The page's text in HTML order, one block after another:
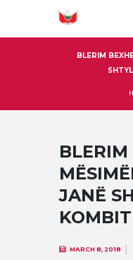
BLERIM
BLERIM
JANË
MARCH 8, 2018